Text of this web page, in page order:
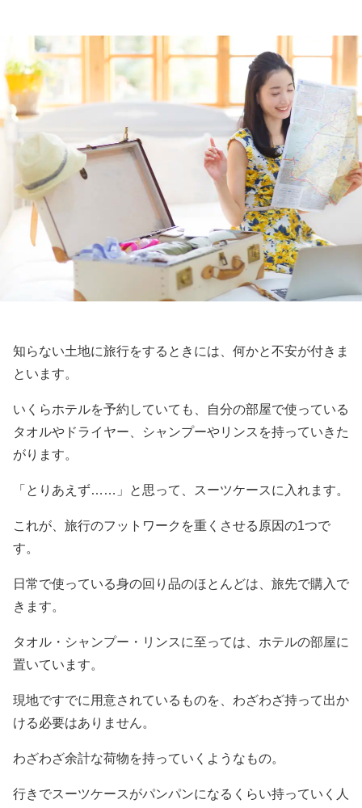
知らない土地に旅行をするときには、何かと不安が付きま
といます。
いくらホテルを予約していても、自分の部屋で使っている
タオルやドライヤー、シャンプーやリンスを持っていきた
がります。
「とりあえず……」と思って、スーツケースに入れます。
これが、旅行のフットワークを重くさせる原因の1つで
す。
日常で使っている身の回り品のほとんどは、旅先で購入で
きます。
タオル・シャンプー・リンスに至っては、ホテルの部屋に
置いています。
現地ですでに用意されているものを、わざわざ持って出か
ける必要はありません。
わざわざ余計な荷物を持っていくようなもの。
行きでスーツケースがパンパンになるくらい持っていく人